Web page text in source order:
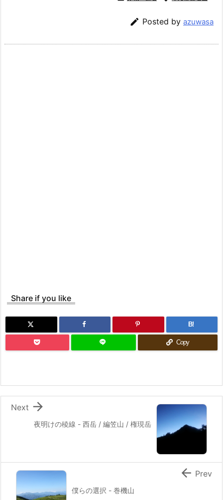
 Posted by azuwasa
Share if you like
B!
Copy
夜明けの稜線 - 西岳 / 編笠山 / 権現岳

Next
僕らの選択 - 巻機山
 Prev